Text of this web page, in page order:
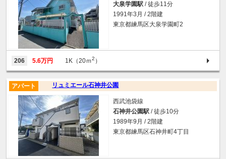
大泉学園駅 / 徒歩11分
1991年3月 / 2階建
東京都練馬区大泉学園町2
206 5.6万円 1K（20ｍ2 ）
リュミエール石神井公園
アパート
西武池袋線
石神井公園駅 / 徒歩10分
1989年9月 / 2階建
東京都練馬区石神井町4丁目